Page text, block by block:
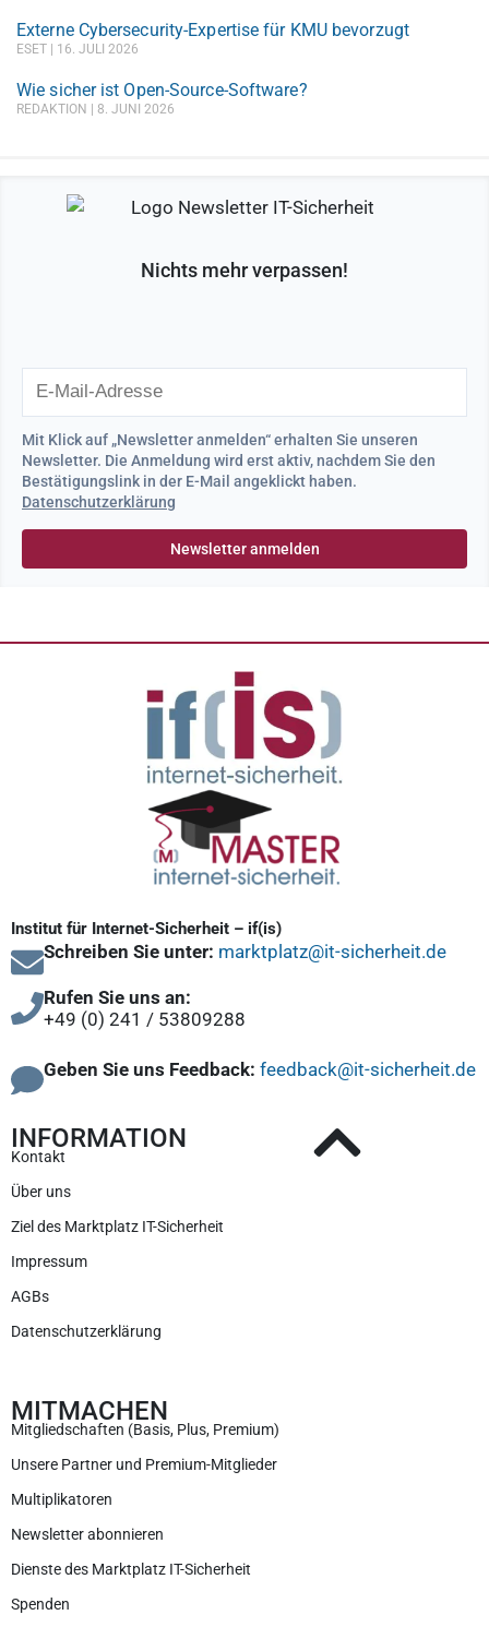
Externe Cybersecurity-Expertise für KMU bevorzugt
ESET 16. JULI 2026
Wie sicher ist Open-Source-Software?
REDAKTION 8. JUNI 2026
Nichts mehr verpassen!
Mit Klick auf „Newsletter anmelden“ erhalten Sie unseren
Newsletter. Die Anmeldung wird erst aktiv, nachdem Sie den
Bestätigungslink in der E-Mail angeklickt haben.
Datenschutzerklärung
Institut für Internet-Sicherheit – if(is)
Schreiben Sie unter: marktplatz@it-sicherheit.de
Rufen Sie uns an:
+49 (0) 241 / 53809288
Geben Sie uns Feedback: feedback@it-sicherheit.de
INFORMATION
Kontakt
Über uns
Ziel des Marktplatz IT-Sicherheit
Impressum
AGBs
Datenschutzerklärung
MITMACHEN
Mitgliedschaften (Basis, Plus, Premium)
Unsere Partner und Premium-Mitglieder
Multiplikatoren
Newsletter abonnieren
Dienste des Marktplatz IT-Sicherheit
Spenden